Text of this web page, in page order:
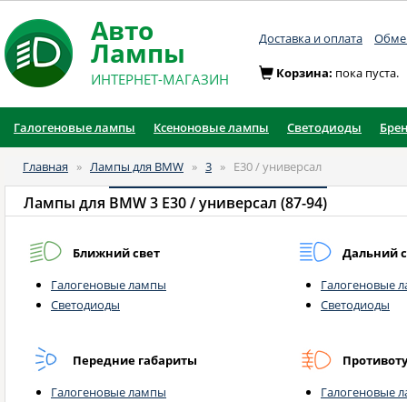
Авто
Лампы
ИНТЕРНЕТ-МАГАЗИН
Доставка и оплата
Корзина: пока пуста.
Галогеновые лампы Ксеноновые лампы Светодиоды
Главная » Лампы для BMW » 3 » E30 / универсал
Лампы для BMW 3 E30 / универсал (87-94)
Ближний свет
Галогеновые лампы
Светодиоды
Дальний
Галогеновые
Светодиоды
Передние габариты
Галогеновые лампы
Галогеновые